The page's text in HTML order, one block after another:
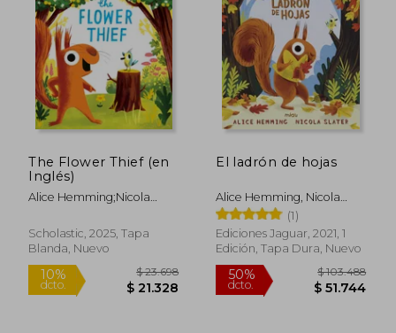
50%
dcto.
$ 116.040
$ 58.020
40%
dcto.
$
$
The Flower Thief (en
Inglés)
Alice Hemming;Nicola
Scholastic, 2025, Tapa
Blanda, Nuevo
El ladrón de hojas
Alice Hemming, Nicola
Slater
(1)
Ediciones Jaguar, 2021, 1
Edición, Tapa Dura, Nuevo